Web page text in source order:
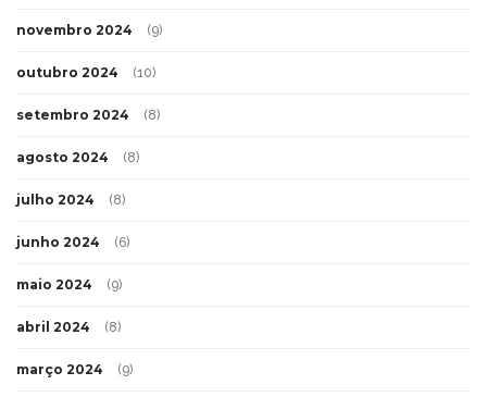
novembro 2024 (9)
outubro 2024 (10)
setembro 2024 (8)
agosto 2024 (8)
julho 2024 (8)
junho 2024 (6)
maio 2024 (9)
abril 2024 (8)
março 2024 (9)